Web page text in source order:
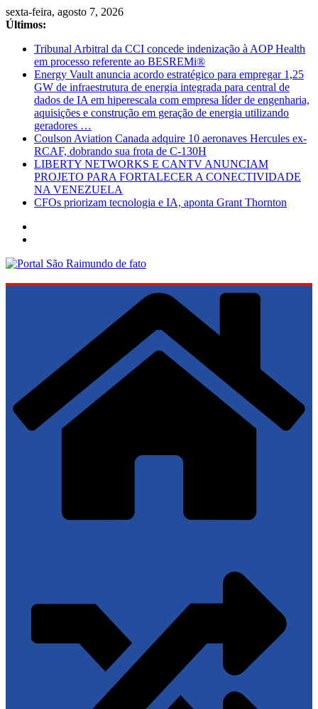
Pular
para
conteúdo
sexta-feira, agosto 7, 2026
Últimos:
Tribunal Arbitral da CCI concede indenização à AOP Health
em processo referente ao BESREMi®
Energy Vault anuncia acordo estratégico para empregar 1,25
GW de infraestrutura de energia integrada para central de
dados de IA em hiperescala com empresa líder de engenharia,
aquisições e construção em geração de energia utilizando
geradores …
Coulson Aviation Canada adquire 10 aeronaves Hercules ex-
RCAF, dobrando sua frota de C-130H
LIBERTY NETWORKS E CANTV ANUNCIAM
PROJETO PARA FORTALECER A CONECTIVIDADE
NA VENEZUELA
CFOs priorizam tecnologia e IA, aponta Grant Thornton